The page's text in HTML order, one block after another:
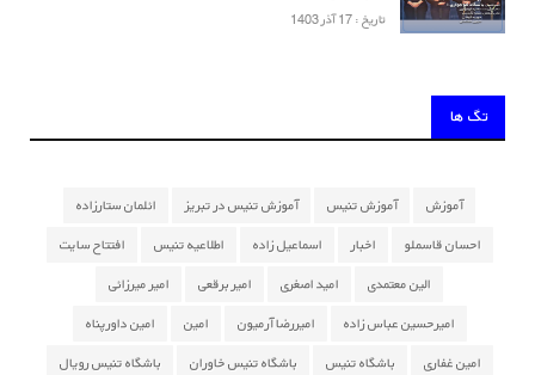
تاریخ : 17 آذر 1403
تگ ها
آموزش آموزش تنیس آموزش تنیس در تبریز ائلمان ستارزاده
احسان قاسملو اخبار اسماعیل زاده اطلاعیه تنیس افتتاح سایت
الین معتمدی امید اصغری امیر برقعی امیر میرزائی
امیرحسین عباس زاده امیررضا آرمیون امین امین داورپناه
امین غفاری باشگاه تنیس باشگاه تنیس خاوران باشگاه تنیس رویال